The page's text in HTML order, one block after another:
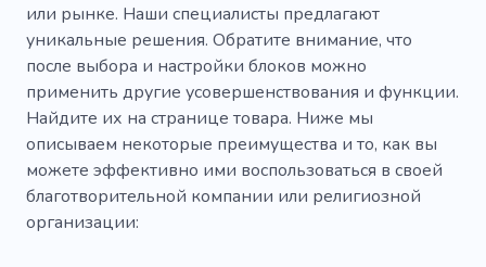
или рынке. Наши специалисты предлагают
уникальные решения. Обратите внимание, что
после выбора и настройки блоков можно
применить другие усовершенствования и функции.
Найдите их на странице товара. Ниже мы
описываем некоторые преимущества и то, как вы
можете эффективно ими воспользоваться в своей
благотворительной компании или религиозной
организации: